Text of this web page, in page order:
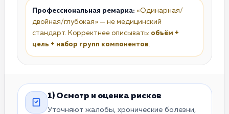
Профессиональная ремарка: «Одинарная/
двойная/глубокая» — не медицинский
стандарт. Корректнее описывать: объём +
цель + набор групп компонентов.
1) Осмотр и оценка рисков
Уточняют жалобы, хронические болезни,